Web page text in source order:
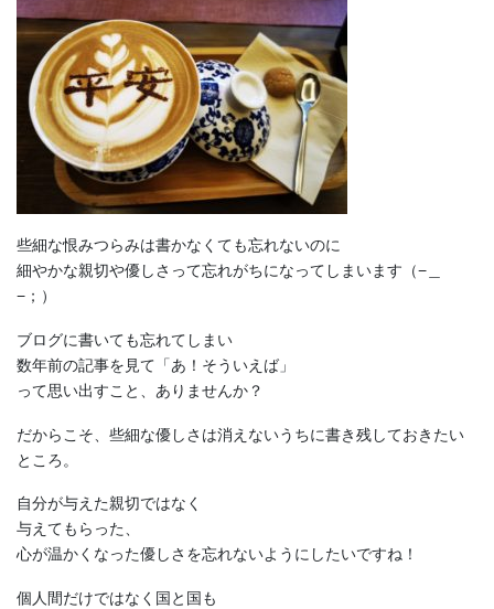
些細な恨みつらみは書かなくても忘れないのに
細やかな親切や優しさって忘れがちになってしまいます（−＿
−；）
ブログに書いても忘れてしまい
数年前の記事を見て「あ！そういえば」
って思い出すこと、ありませんか？
だからこそ、些細な優しさは消えないうちに書き残しておきたい
ところ。
自分が与えた親切ではなく
与えてもらった、
心が温かくなった優しさを忘れないようにしたいですね！
個人間だけではなく国と国も